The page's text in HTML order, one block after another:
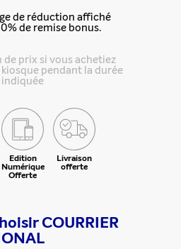
de réduction affiché
de remise bonus.
de prix si vous achetiez
pendant la durée
indiquée
Edition
Numérique
Offerte
Livraison
offerte
cette offre
COURRIER